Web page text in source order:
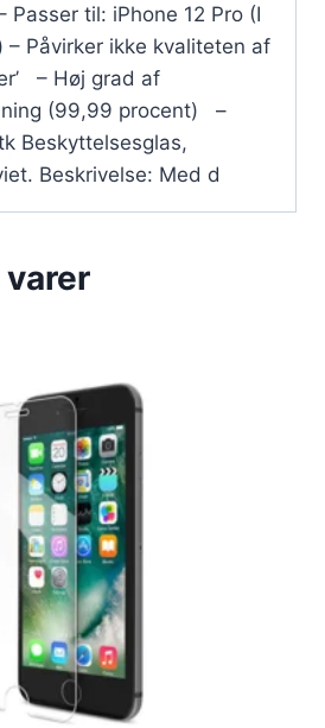
til: iPhone 12 Pro (I
– Påvirker ikke kvaliteten af
– Høj grad af
(99,99 procent) –
Beskyttelsesglas,
Beskrivelse: Med d